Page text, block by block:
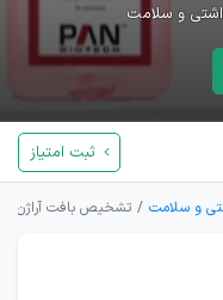
و سلامت
ثبت امتیاز
و سلامت تشخیص بافت آراژن